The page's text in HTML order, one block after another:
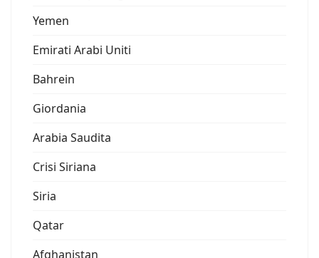
Yemen
Emirati Arabi Uniti
Bahrein
Giordania
Arabia Saudita
Crisi Siriana
Siria
Qatar
Afghanistan